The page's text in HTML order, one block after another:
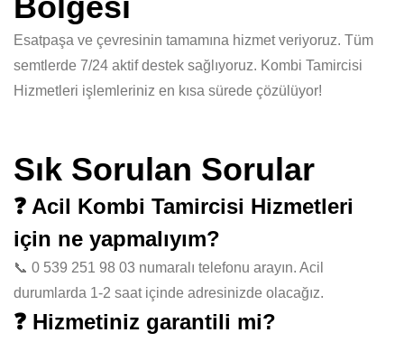
Esatpaşa ve çevresinin tamamına hizmet veriyoruz. Tüm
semtlerde 7/24 aktif destek sağlıyoruz. Kombi Tamircisi
Hizmetleri işlemleriniz en kısa sürede çözülüyor!
Sık Sorulan Sorular
❓ Acil Kombi Tamircisi Hizmetleri
için ne yapmalıyım?
📞 0 539 251 98 03 numaralı telefonu arayın. Acil
durumlarda 1-2 saat içinde adresinizde olacağız.
❓ Hizmetiniz garantili mi?